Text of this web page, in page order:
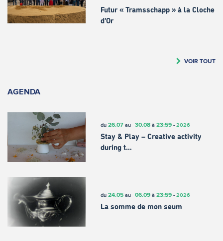
Futur « Tramsschapp » à la Cloche
d’Or
VOIR TOUT
AGENDA
du 26.07au 30.08à 23:59- 2026
Stay & Play – Creative activity
during t…
du 24.05au 06.09à 23:59- 2026
La somme de mon seum